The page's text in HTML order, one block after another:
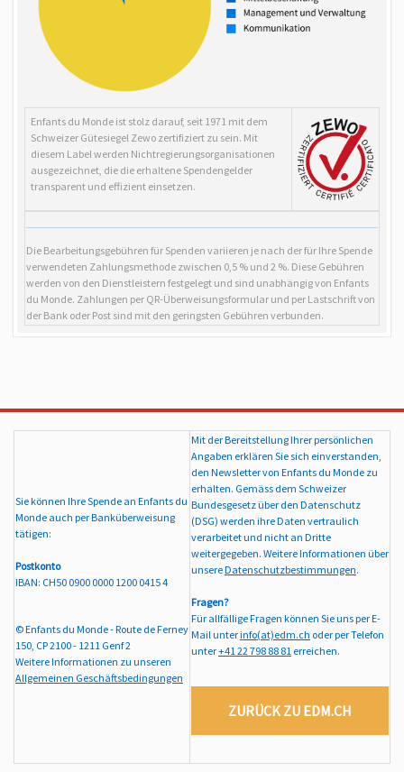
Enfants du Monde ist stolz darauf, seit 1971 mit dem
Schweizer Gütesiegel Zewo zertifiziert zu sein. Mit
diesem Label werden Nichtregierungsorganisationen
ausgezeichnet, die die erhaltene Spendengelder
transparent und effizient einsetzen.
Die Bearbeitungsgebühren für Spenden variieren je nach der für Ihre Spende
verwendeten Zahlungsmethode zwischen 0,5 % und 2 %. Diese Gebühren
werden von den Dienstleistern festgelegt und sind unabhängig von Enfants
du Monde. Zahlungen per QR-Überweisungsformular und per Lastschrift von
der Bank oder Post sind mit den geringsten Gebühren verbunden.
Sie können Ihre Spende an Enfants du
Monde auch per Banküberweisung
tätigen:
Postkonto
IBAN: CH50 0900 0000 1200 0415 4
© Enfants du Monde - Route de Ferney
150, CP 2100 - 1211 Genf 2
Weitere Informationen zu unseren
Allgemeinen Geschäftsbedingungen
Mit der Bereitstellung Ihrer persönlichen
Angaben erklären Sie sich einverstanden,
den Newsletter von Enfants du Monde zu
erhalten. Gemäss dem Schweizer
Bundesgesetz über den Datenschutz
(DSG) werden ihre Daten vertraulich
verarbeitet und nicht an Dritte
weitergegeben. Weitere Informationen über
unsereDatenschutzbestimmungen.
Fragen?
Für allfällige Fragen können Sie uns per E-
Mail unterinfo(at)edm.ch oder per Telefon
unter+41 22 798 88 81 erreichen.
ZURÜCK ZU EDM.CH